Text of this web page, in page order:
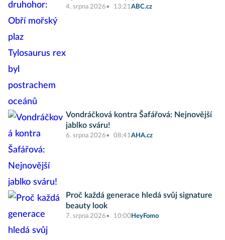
4. srpna 2026 13:21ABC.cz
Vondráčková kontra Šafářová: Nejnovější
jablko sváru!
6. srpna 2026 08:41AHA.cz
Proč každá generace hledá svůj signature
beauty look
7. srpna 2026 10:00 HeyFomo